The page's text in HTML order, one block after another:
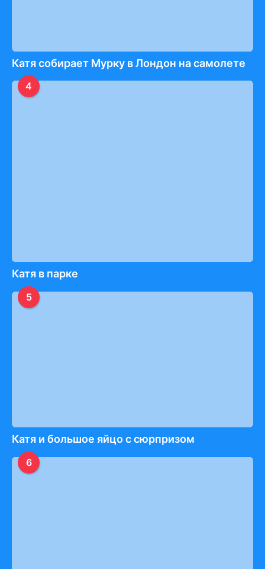
Катя собирает Мурку в Лондон на самолете
4
Катя в парке
5
Катя и большое яйцо с сюрпризом
6